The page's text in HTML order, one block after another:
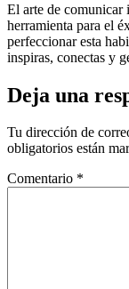
El arte de comunicar
herramienta para el
perfeccionar esta
inspiras, conectas y
Deja una
Tu dirección de
obligatorios están
Comentario *